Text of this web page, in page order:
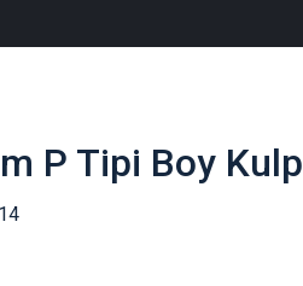
P Tipi Boy Kulp